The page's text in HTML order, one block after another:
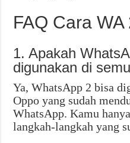
FAQ Cara
1. Apakah
digunakan di
Ya, WhatsApp 2 bisa
Oppo yang sudah
WhatsApp. Kamu
langkah-langkah yang